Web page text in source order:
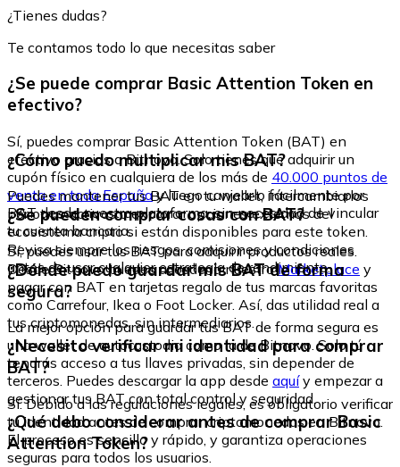
¿Tienes dudas?
Te contamos todo lo que necesitas saber
¿Se puede comprar Basic Attention Token en
efectivo?
Sí, puedes comprar Basic Attention Token (BAT) en
efectivo gracias a Bitnovo. Solo tienes que adquirir un
cupón físico en cualquiera de los más de 40.000 puntos de
venta en toda Españay luego canjearlo fácilmente por
BAT desde nuestra plataforma, sin necesidad de vincular
tu cuenta bancaria.
¿Cómo puedo multiplicar mis BAT?
Puedes mantener tus BAT en tu wallet, intercambiarlos
por otros activos o explorar opciones externas del
ecosistema cripto si están disponibles para este token.
Revisa siempre los riesgos, comisiones y condiciones
antes de usar cualquier estrategia de rendimiento.
¿Se pueden comprar cosas con BAT?
Sí, puedes usar tus BAT para adquirir productos reales.
Desde Bitnovo puedes acceder a nuestroMarketplace y
pagar con BAT en tarjetas regalo de tus marcas favoritas
como Carrefour, Ikea o Foot Locker. Así, das utilidad real a
tus criptomonedas, sin intermediarios.
¿Dónde puedo guardar mis BAT de forma
segura?
La mejor opción para guardar tus BAT de forma segura es
una wallet de autocustodia como la de Bitnovo. Solo tú
tendrás acceso a tus llaves privadas, sin depender de
terceros. Puedes descargar la app desde aquíy empezar a
gestionar tus BAT con total control y seguridad.
¿Necesito verificar mi identidad para comprar
BAT?
Sí. Debido a las regulaciones legales, es obligatorio verificar
tu identidad antes de comprar criptomonedas en Bitnovo.
El proceso es sencillo y rápido, y garantiza operaciones
seguras para todos los usuarios.
¿Qué debo considerar antes de comprar Basic
Attention Token?